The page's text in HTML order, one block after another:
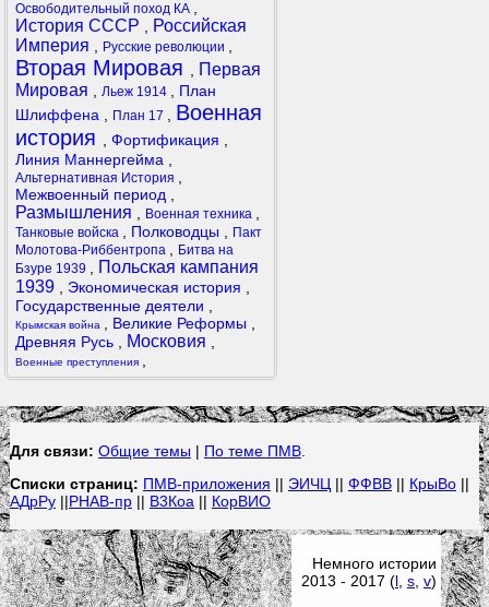
Освободительный поход КА
История СССР
Российская
Империя
Русские революции
Вторая Мировая
Первая
Мировая
Льеж 1914
План
Шлиффена
План 17
Военная
история
Фортификация
Линия Маннергейма
Альтернативная История
Межвоенный период
Размышления Военная техника
Танковые войска Полководцы
Пакт
Молотова-Риббентропа
Битва на
Бзуре 1939
Польская кампания
1939
Экономическая история
Государственные деятели
Крымская война Великие Реформы
Древняя Русь
Московия
Военные преступления
Для связи: Общие темы | По теме ПМВ.
Списки страниц: ПМВ-приложения || ЭИЧЦ || ФФВВ|| КрыВо||
АДрРу||РНАВ-пр|| В3Коа || КорВИО
Немного истории
2013 - 2017 (l ,s ,v)